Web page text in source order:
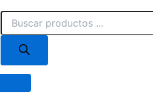
Búsqueda
productos